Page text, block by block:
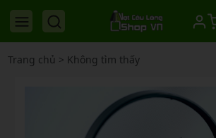
Trang chủ > Không tìm thấy